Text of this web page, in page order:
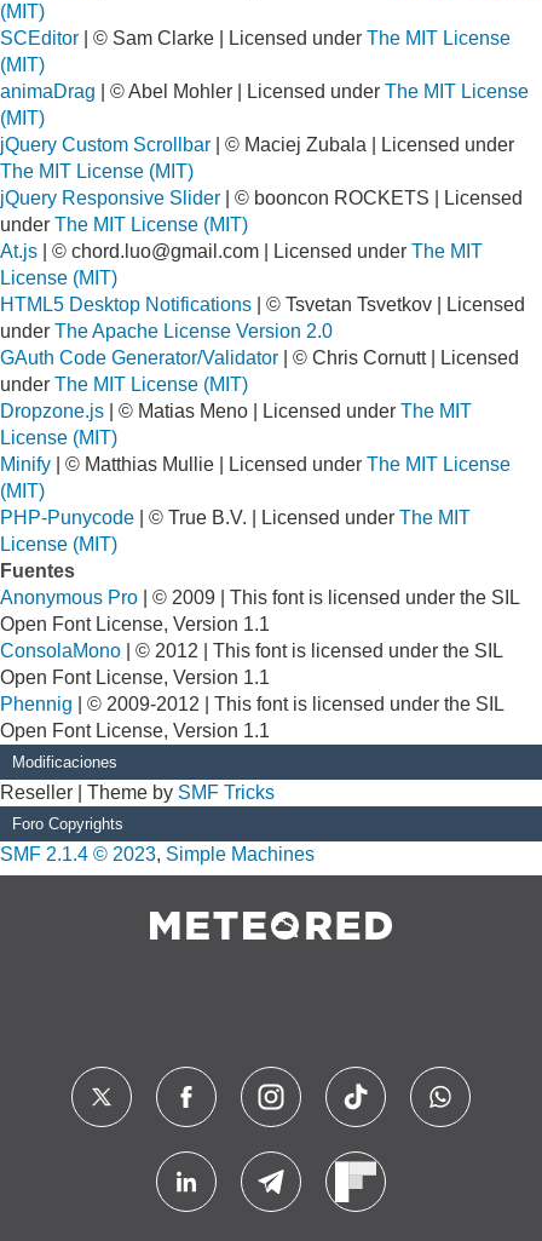
(MIT)
SCEditor | © Sam Clarke | Licensed under The MIT License
(MIT)
animaDrag | © Abel Mohler | Licensed under The MIT License
(MIT)
jQuery Custom Scrollbar | © Maciej Zubala | Licensed under
The MIT License (MIT)
jQuery Responsive Slider | © booncon ROCKETS | Licensed
under The MIT License (MIT)
At.js | © chord.luo@gmail.com | Licensed under The MIT
License (MIT)
HTML5 Desktop Notifications | © Tsvetan Tsvetkov | Licensed
under The Apache License Version 2.0
GAuth Code Generator/Validator | © Chris Cornutt | Licensed
under The MIT License (MIT)
Dropzone.js | © Matias Meno | Licensed under The MIT
License (MIT)
Minify | © Matthias Mullie | Licensed under The MIT License
(MIT)
PHP-Punycode | © True B.V. | Licensed under The MIT
License (MIT)
Fuentes
Anonymous Pro | © 2009 | This font is licensed under the SIL
Open Font License, Version 1.1
ConsolaMono | © 2012 | This font is licensed under the SIL
Open Font License, Version 1.1
Phennig | © 2009-2012 | This font is licensed under the SIL
Open Font License, Version 1.1
Modificaciones
Reseller | Theme by SMF Tricks
Foro Copyrights
SMF 2.1.4 © 2023, Simple Machines